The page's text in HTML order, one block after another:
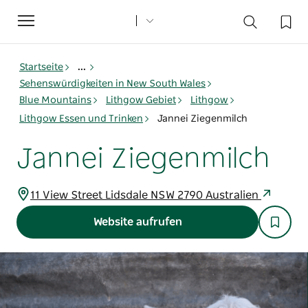
Toggle
navigation
Startseite
...
Sehenswürdigkeiten in New South Wales
Blue Mountains
Lithgow Gebiet
Lithgow
Lithgow Essen und Trinken
Jannei Ziegenmilch
Jannei Ziegenmilch
11 View Street Lidsdale NSW 2790 Australien
Website aufrufen